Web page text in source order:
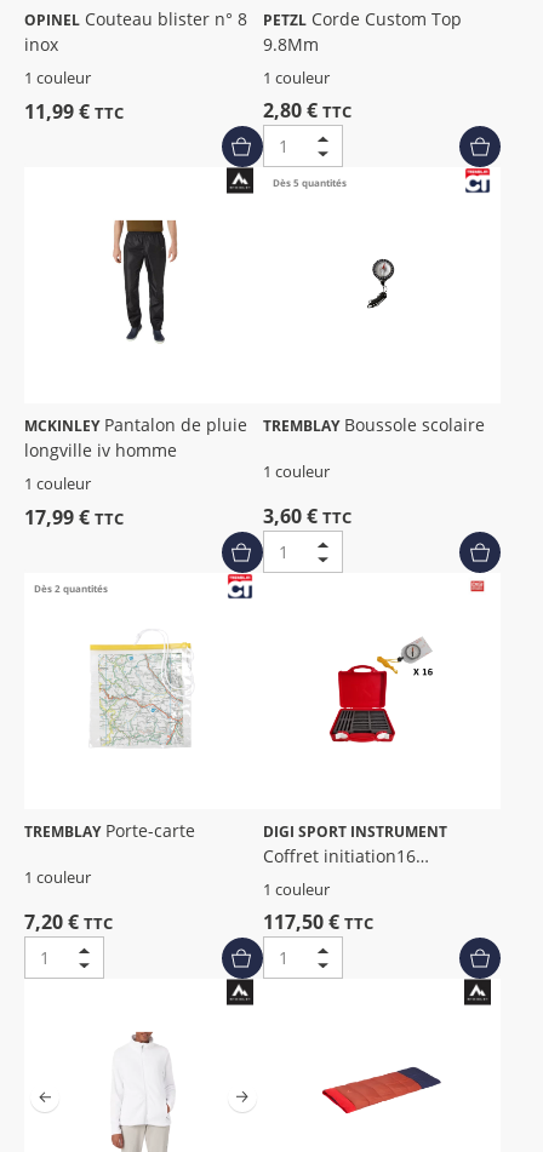
OPINEL
inox
1 couleur
11,99 € TTC
PETZLCorde Custom Top
9.8Mm
1 couleur
2,80 € TTC
MCKINLEYPantalon de pluie
longville iv homme
1 couleur
17,99 € TTC
Dès 5 quantités
TREMBLAY Boussole scolaire
1 couleur
3,60 € TTC
Dès 2 quantités
TREMBLAY Porte-carte
1 couleur
7,20 € TTC
DIGI SPORT INSTRUMENT
Coffret initiation16
boussoles eco
1 couleur
117,50 € TTC